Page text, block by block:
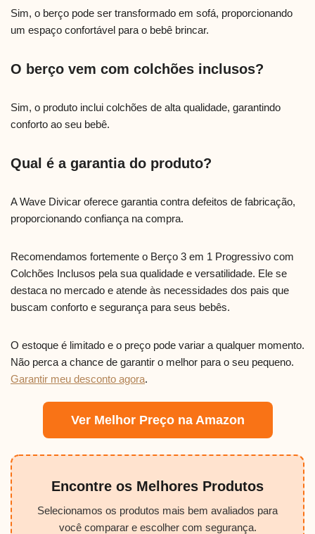
Sim, o berço pode ser transformado em sofá, proporcionando
um espaço confortável para o bebê brincar.
O berço vem com colchões inclusos?
Sim, o produto inclui colchões de alta qualidade, garantindo
conforto ao seu bebê.
Qual é a garantia do produto?
A Wave Divicar oferece garantia contra defeitos de fabricação,
proporcionando confiança na compra.
Recomendamos fortemente o Berço 3 em 1 Progressivo com
Colchões Inclusos pela sua qualidade e versatilidade. Ele se
destaca no mercado e atende às necessidades dos pais que
buscam conforto e segurança para seus bebês.
O estoque é limitado e o preço pode variar a qualquer momento.
Não perca a chance de garantir o melhor para o seu pequeno.
Garantir meu desconto agora.
Ver Melhor Preço na Amazon
Encontre os Melhores Produtos
Selecionamos os produtos mais bem avaliados para
você comparar e escolher com segurança.